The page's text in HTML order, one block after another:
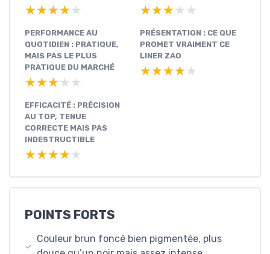
★★★★★
★★★★★ ★★★★★
★★★★★
PERFORMANCE AU
QUOTIDIEN : PRATIQUE,
MAIS PAS LE PLUS
PRATIQUE DU MARCHÉ
★★★★★
★★★★★
PRÉSENTATION : CE QUE
PROMET VRAIMENT CE
LINER ZAO
★★★★★
★★★★★
EFFICACITÉ : PRÉCISION
AU TOP, TENUE
CORRECTE MAIS PAS
INDESTRUCTIBLE
★★★★★
★★★★★
POINTS FORTS
Couleur brun foncé bien pigmentée, plus